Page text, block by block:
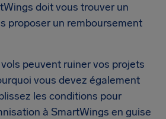
doit vous trouver un
proposer un remboursement
peuvent ruiner vos projets
vous devez également
les conditions pour
à SmartWings en guise